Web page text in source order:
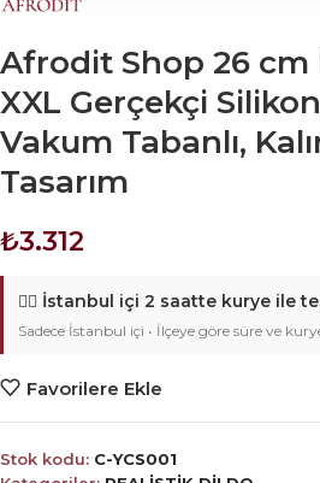
Afrodit Shop 26 cm
XXL Gerçekçi
Vakum Tabanlı,
Tasarım
₺3.312
🚴‍♂️ İstanbul içi 2 saatte kurye ile
Sadece İstanbul içi • İlçeye göre süre ve
Favorilere Ekle
Stok kodu: C-YCS001